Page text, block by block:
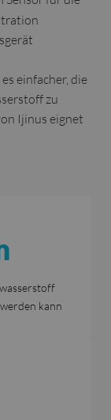
einfacher, die
zu
Ijinus eignet
kann